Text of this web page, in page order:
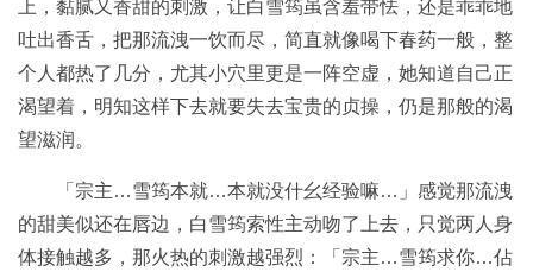
上，黏腻又香甜的刺激，让白雪筠虽含羞带怯，还是乖乖地
吐出香舌，把那流洩一饮而尽，简直就像喝下春药一般，整
个人都热了几分，尤其小穴里更是一阵空虚，她知道自己正
渴望着，明知这样下去就要失去宝贵的贞操，仍是那般的渴
望滋润。
「宗主…雪筠本就…本就没什幺经验嘛…」感觉那流洩
的甜美似还在唇边，白雪筠索性主动吻了上去，只觉两人身
体接触越多，那火热的刺激越强烈：「宗主…雪筠求你…佔